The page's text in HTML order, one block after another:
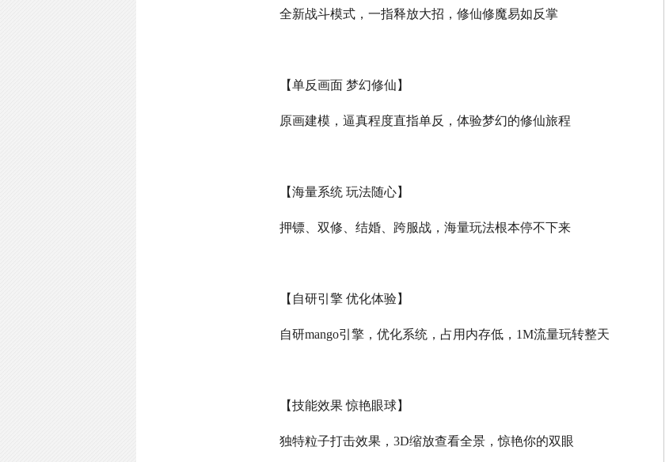
全新战斗模式，一指释放大招，修仙修魔易如反掌
【单反画面 梦幻修仙】
原画建模，逼真程度直指单反，体验梦幻的修仙旅程
【海量系统 玩法随心】
押镖、双修、结婚、跨服战，海量玩法根本停不下来
【自研引擎 优化体验】
自研mango引擎，优化系统，占用内存低， 1M流量玩转整天
【技能效果 惊艳眼球】
独特粒子打击效果，3D缩放查看全景，惊艳你的双眼